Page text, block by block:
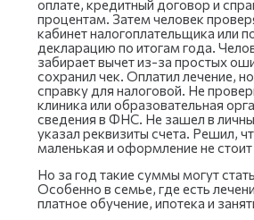
оплате, кредитный договор и
процентам. Затем человек
кабинет налогоплательщика или
декларацию по итогам года.
забирает вычет из-за простых
сохранил чек. Оплатил лечение,
справку для налоговой. Не
клиника или образовательная
сведения в ФНС. Не зашел в
указал реквизиты счета. Решил,
маленькая и оформление не стоит
Но за год такие суммы могут
Особенно в семье, где есть
платное обучение, ипотека и